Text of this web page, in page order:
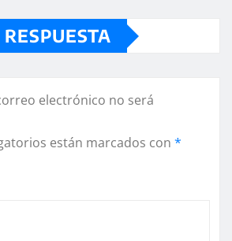
electrónico no será
están marcados con *